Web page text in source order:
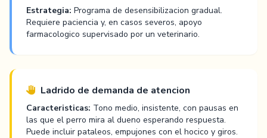
Estrategia: Programa de desensibilizacion gradual.
Requiere paciencia y, en casos severos, apoyo
farmacologico supervisado por un veterinario.
Ladrido de demanda de atencion
Caracteristicas: Tono medio, insistente, con pausas en
las que el perro mira al dueno esperando respuesta.
Puede incluir pataleos, empujones con el hocico y giros.